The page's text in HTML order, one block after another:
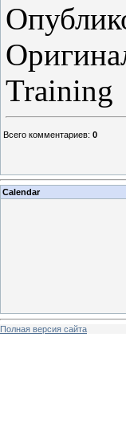
Training
Всего комментариев: 0
Calendar
Полная версия сайта